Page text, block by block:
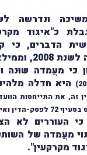
ונדרשה
כ"איגוד
הדברים, כי
העליון
כי מעֲמדה שוּנה
היא חדלה
זה, את התייחסות
הדין ואילך)
העוררים לא
מקרקעין".